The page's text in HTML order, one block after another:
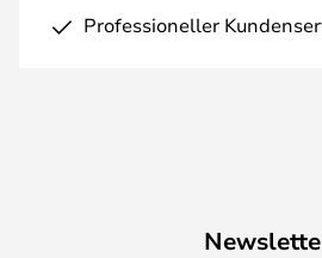
Professioneller